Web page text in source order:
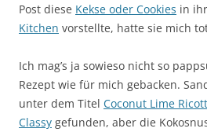
Post diese Kekse oder Cookies in
Kitchen vorstellte, hatte sie mich
Ich mag’s ja sowieso nicht so
Rezept wie für mich gebacken.
unter dem Titel Coconut Lime
Classy gefunden, aber die